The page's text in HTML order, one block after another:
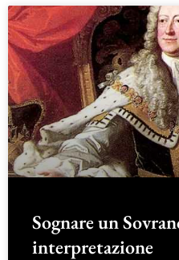
Sognare un
interpretazione